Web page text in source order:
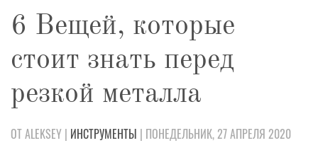
6 Вещей, которые
стоит знать перед
резкой металла
ОТ ALEKSEY | ИНСТРУМЕНТЫ | ПОНЕДЕЛЬНИК, 27 АПРЕЛЯ 2020